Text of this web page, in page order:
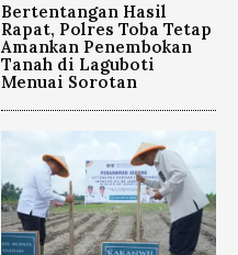
Bertentangan Hasil
Rapat, Polres Toba Tetap
Amankan Penembokan
Tanah di Laguboti
Menuai Sorotan